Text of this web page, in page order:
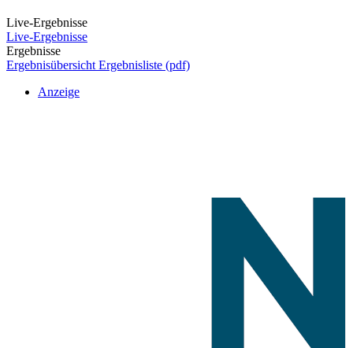
Live-Ergebnisse
Live-Ergebnisse
Ergebnisse
Ergebnisübersicht Ergebnisliste (pdf)
Anzeige